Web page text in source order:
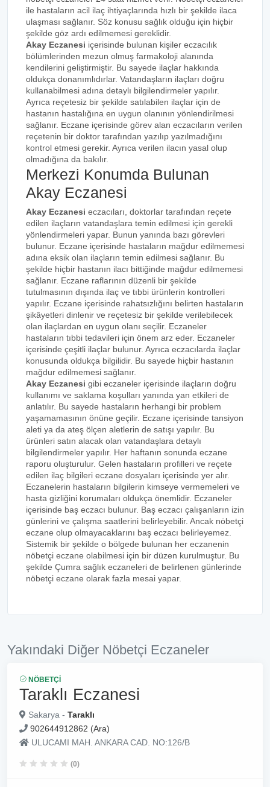
ile hastaların acil ilaç ihtiyaçlarında hızlı bir şekilde ilaca
ulaşması sağlanır. Söz konusu sağlık olduğu için hiçbir
şekilde göz ardı edilmemesi gereklidir.
Akay Eczanesi içerisinde bulunan kişiler eczacılık
bölümlerinden mezun olmuş farmakoloji alanında
kendilerini geliştirmiştir. Bu sayede ilaçlar hakkında
oldukça donanımlıdırlar. Vatandaşların ilaçları doğru
kullanabilmesi adına detaylı bilgilendirmeler yapılır.
Ayrıca reçetesiz bir şekilde satılabilen ilaçlar için de
hastanın hastalığına en uygun olanının yönlendirilmesi
sağlanır. Eczane içerisinde görev alan eczacıların verilen
reçetenin bir doktor tarafından yazılıp yazılmadığını
kontrol etmesi gerekir. Ayrıca verilen ilacın yasal olup
olmadığına da bakılır.
Merkezi Konumda Bulunan
Akay Eczanesi
Akay Eczanesi eczacıları, doktorlar tarafından reçete
edilen ilaçların vatandaşlara temin edilmesi için gerekli
yönlendirmeleri yapar. Bunun yanında bazı görevleri
bulunur. Eczane içerisinde hastaların mağdur edilmemesi
adına eksik olan ilaçların temin edilmesi sağlanır. Bu
şekilde hiçbir hastanın ilacı bittiğinde mağdur edilmemesi
sağlanır. Eczane raflarının düzenli bir şekilde
tutulmasının dışında ilaç ve tıbbi ürünlerin kontrolleri
yapılır. Eczane içerisinde rahatsızlığını belirten hastaların
şikâyetleri dinlenir ve reçetesiz bir şekilde verilebilecek
olan ilaçlardan en uygun olanı seçilir. Eczaneler
hastaların tıbbi tedavileri için önem arz eder. Eczaneler
içerisinde çeşitli ilaçlar bulunur. Ayrıca eczacılarda ilaçlar
konusunda oldukça bilgilidir. Bu sayede hiçbir hastanın
mağdur edilmemesi sağlanır.
Akay Eczanesi gibi eczaneler içerisinde ilaçların doğru
kullanımı ve saklama koşulları yanında yan etkileri de
anlatılır. Bu sayede hastaların herhangi bir problem
yaşamamasının önüne geçilir. Eczane içerisinde tansiyon
aleti ya da ateş ölçen aletlerin de satışı yapılır. Bu
ürünleri satın alacak olan vatandaşlara detaylı
bilgilendirmeler yapılır. Her haftanın sonunda eczane
raporu oluşturulur. Gelen hastaların profilleri ve reçete
edilen ilaç bilgileri eczane dosyaları içerisinde yer alır.
Eczanelerin hastaların bilgilerin kimseye vermemeleri ve
hasta gizliğini korumaları oldukça önemlidir. Eczaneler
içerisinde baş eczacı bulunur. Baş eczacı çalışanların izin
günlerini ve çalışma saatlerini belirleyebilir. Ancak nöbetçi
eczane olup olmayacaklarını baş eczacı belirleyemez.
Sistemik bir şekilde o bölgede bulunan her eczanenin
nöbetçi eczane olabilmesi için bir düzen kurulmuştur. Bu
şekilde Çumra sağlık eczaneleri de belirlenen günlerinde
nöbetçi eczane olarak fazla mesai yapar.
Yakındaki Diğer Nöbetçi Eczaneler
NÖBETÇI
Taraklı Eczanesi
Sakarya - Taraklı
902644912862 (Ara)
ULUCAMI MAH. ANKARA CAD. NO:126/B
(0)